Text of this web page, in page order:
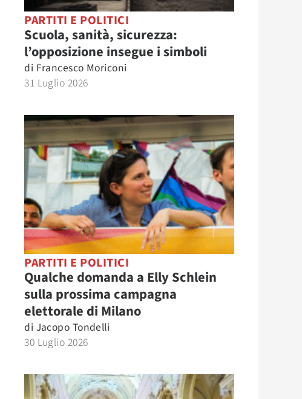
PARTITI E POLITICI
Scuola, sanità, sicurezza:
l’opposizione insegue i simboli
di Francesco Moriconi
31 Luglio 2026
PARTITI E POLITICI
Qualche domanda a Elly Schlein
sulla prossima campagna
elettorale di Milano
di Jacopo Tondelli
30 Luglio 2026